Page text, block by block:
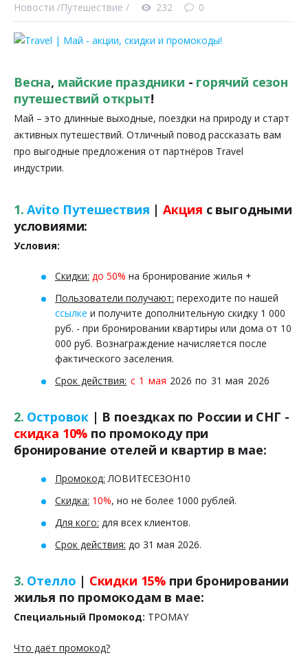
Новости /Путешествие / 232 0
Весна, майские праздники - горячий сезон
путешествий открыт!
Май – это длинные выходные, поездки на природу и старт
активных путешествий. Отличный повод рассказать вам
про выгодные предложения от партнёров Travel
индустрии.
1. Avito Путешествия | Акция с выгодными
условиями:
Условия:
Скидки: до 50% на бронирование жилья +
Пользователи получают: переходите по нашей
ссылке и получите дополнительную скидку 1 000
руб. - при бронировании квартиры или дома от 10
000 руб. Вознаграждение начисляется после
фактического заселения.
Срок действия: с 1 мая 2026 по 31 мая 2026
2. Островок | В поездках по России и СНГ -
скидка 10% по промокоду при
бронирование отелей и квартир в мае:
Промокод: ЛОВИТЕСЕЗОН10
Скидка: 10%, но не более 1000 рублей.
Для кого: для всех клиентов.
Срок действия: до 31 мая 2026.
3. Отелло | Скидки 15% при бронировании
жилья по промокодам в мае:
Специальный Промокод: TPOMAY
Что даёт промокод?